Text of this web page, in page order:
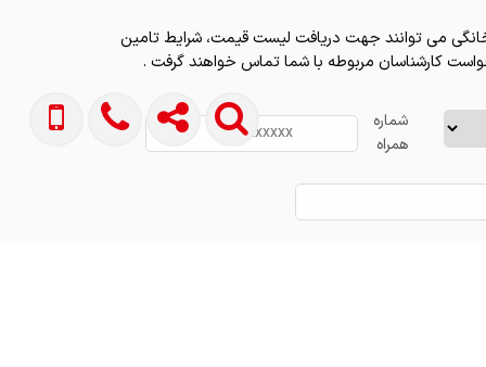
خانگی می توانند جهت دریافت لیست قیمت، شرایط تامین
کارشناسان مربوطه با شما تماس خواهند گرفت .
شماره
همراه